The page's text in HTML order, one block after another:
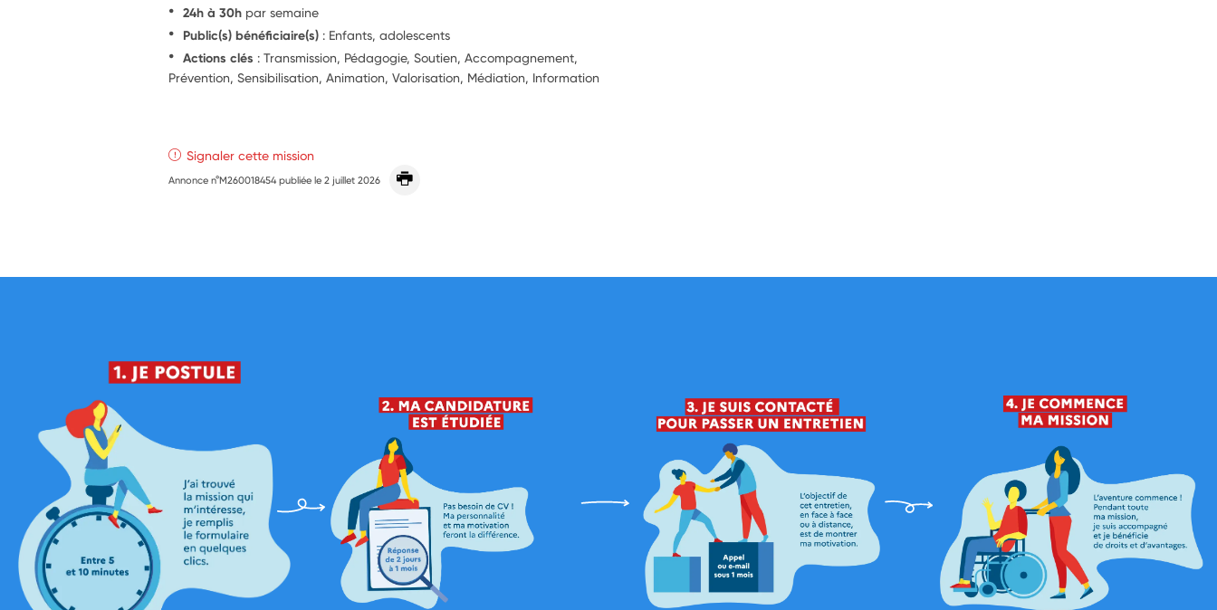
24h à 30h par semaine
Public(s) bénéficiaire(s) : Enfants, adolescents
Actions clés : Transmission, Pédagogie, Soutien, Accompagnement,
Prévention, Sensibilisation, Animation, Valorisation, Médiation, Information
Signaler cette mission
Annonce n°M260018454 publiée le2 juillet 2026